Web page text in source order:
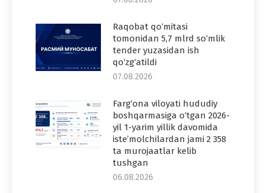
Raqobat qo‘mitasi
tomonidan 5,7 mlrd so‘mlik
tender yuzasidan ish
qo‘zg‘atildi
07.08.2026
Farg‘ona viloyati hududiy
boshqarmasiga o‘tgan 2026-
yil 1-yarim yillik davomida
iste’molchilardan jami 2 358
ta murojaatlar kelib
tushgan
06.08.2026